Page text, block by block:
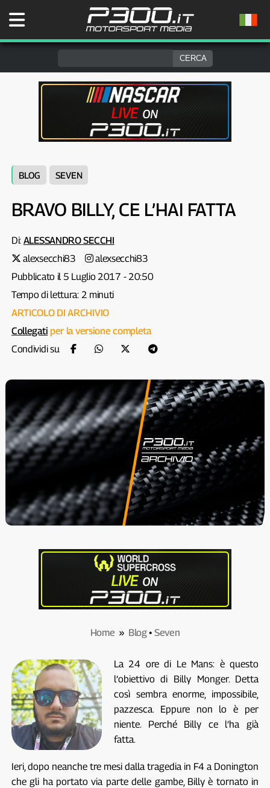
BLOG SEVEN
BRAVO BILLY, CE L’HAI FATTA
Di: ALESSANDRO SECCHI
alexsecchi83
alexsecchi83
Pubblicato il 5 Luglio 2017 - 20:50
Tempo di lettura: 2 minuti
ARTICOLO DI ARCHIVIO
Collegati per la versione completa
Condividi su
Home » Blog• Seven
La 24 ore di Le Mans: è questo
l’obiettivo di Billy Monger. Detta
così sembra enorme, impossibile,
pazzesca. Eppure non lo è per
niente. Perché Billy ce l’ha già
fatta.
Ieri, dopo neanche tre mesi dalla tragedia in F4 a Donington
che gli ha portato via parte delle gambe, Billy è tornato in